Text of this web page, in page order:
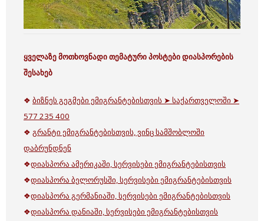
ყველაზე მოთხოვნადი თემატური პოსტები დიასპორების
შესახებ
❖ ბიზნეს გეგმები ემიგრანტებისთვის ➤ საქართველოში ➤
577 235 400
❖ გრანტი ემიგრანტებისთვის, ვინც სამშობლოში
დაბრუნდნენ
❖დიასპორა ამერიკაში, სერვისები ემიგრანტებისთვის
❖დიასპორა ბელორუსში, სერვისები ემიგრანტებისთვის
❖დიასპორა გერმანიაში, სერვისები ემიგრანტებისთვის
❖დიასპორა დანიაში, სერვისები ემიგრანტებისთვის